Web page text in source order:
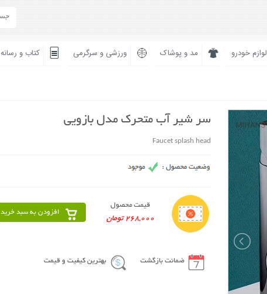
لوازم خودرو مد و پوشاک ورزشی و سرگرمی کتاب و رسانه
سر شیر آب متحرک مدل بازویی
Faucet splash head
قیمت محصول
268,000 تومان
افزودن به سبد خرید
ضمانت بازگشت بهترین کیفیت و قیمت